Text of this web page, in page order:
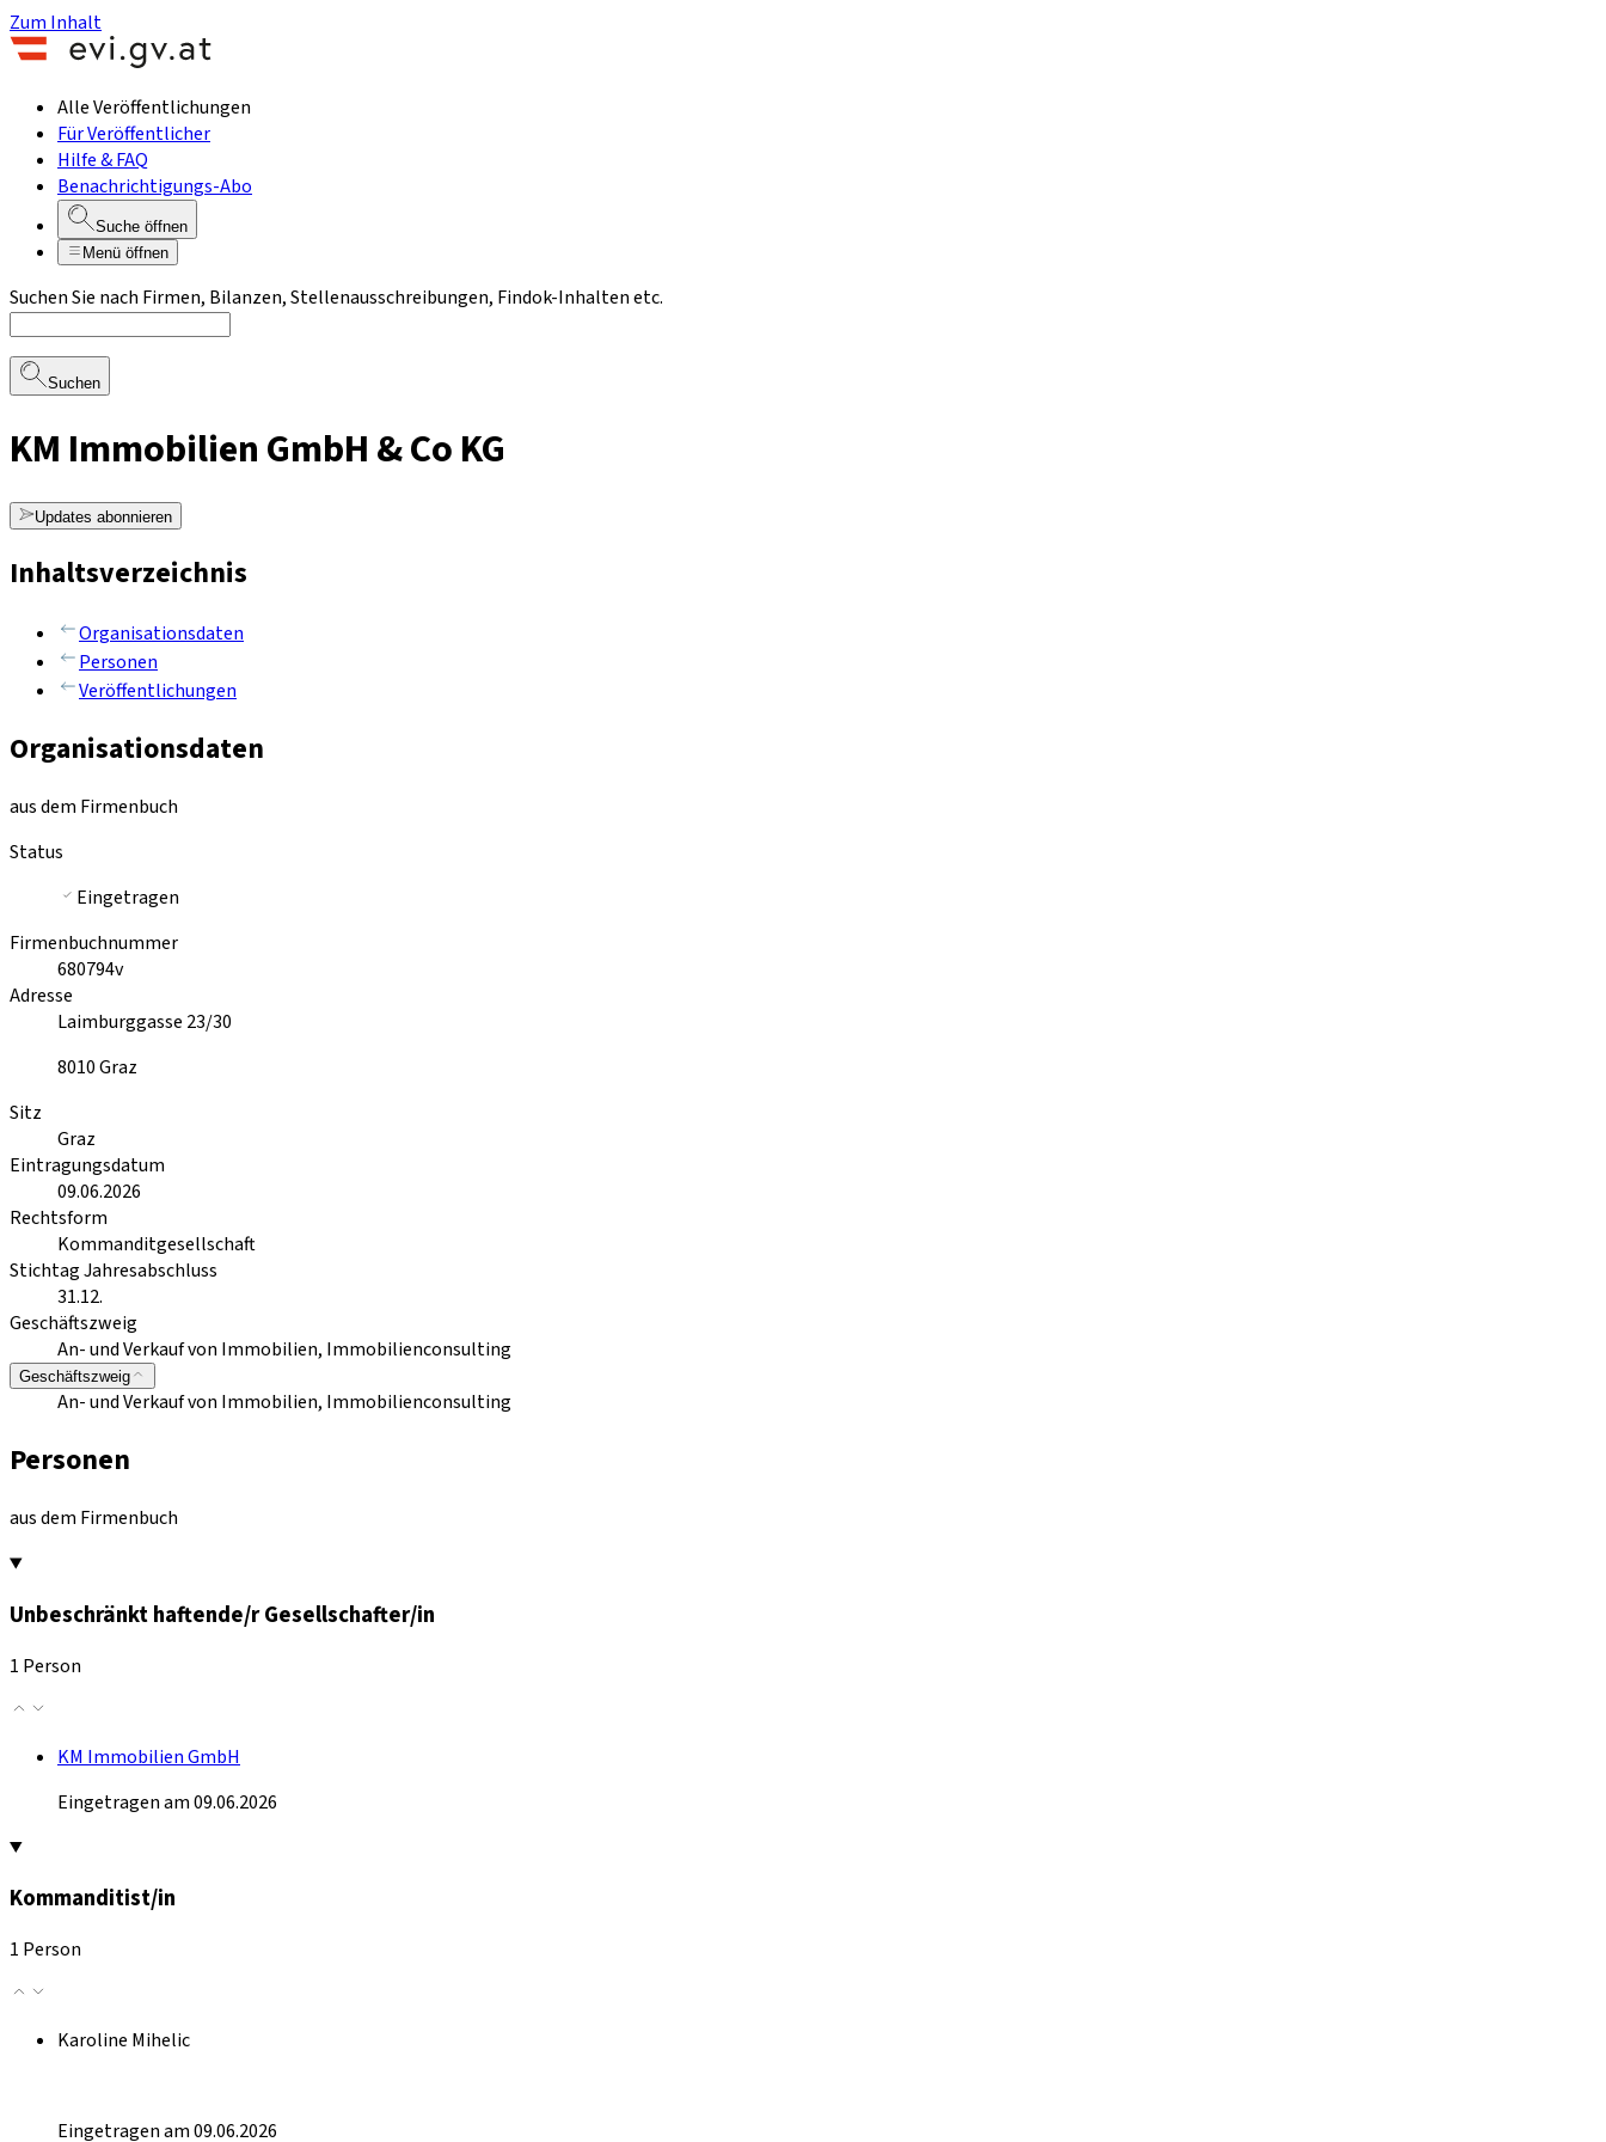
Zum Inhalt
Alle Veröffentlichungen
Für Veröffentlicher
Hilfe & FAQ
Benachrichtigungs-Abo
Suche öffnen
Menü öffnen
Suchen Sie nach Firmen, Bilanzen, Stellenausschreibungen, Findok-Inhalten etc.
Suchen
KM Immobilien GmbH & Co KG
Updates abonnieren
Inhaltsverzeichnis
Organisationsdaten
Personen
Veröffentlichungen
Organisationsdaten
aus dem Firmenbuch
Status
Eingetragen
Firmenbuchnummer
680794v
Adresse
Laimburggasse 23/30
8010Graz
Sitz
Graz
Eintragungsdatum
09.06.2026
Rechtsform
Kommanditgesellschaft
Stichtag Jahresabschluss
31.12.
Geschäftszweig
An- und Verkauf von Immobilien, Immobilienconsulting
Geschäftszweig
An- und Verkauf von Immobilien, Immobilienconsulting
Personen
aus dem Firmenbuch
Unbeschränkt haftende/r Gesellschafter/in
1 Person
KM Immobilien GmbH
Eingetragen am 09.06.2026
Kommanditist/in
1 Person
Karoline Mihelic
Eingetragen am 09.06.2026